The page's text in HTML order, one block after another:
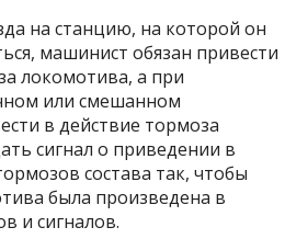
на станцию, на которой он
машинист обязан привести
локомотива, а при
или смешанном
в действие тормоза
сигнал о приведении в
состава так, чтобы
была произведена в
и сигналов.